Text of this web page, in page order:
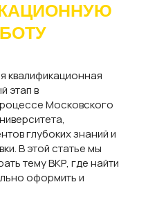
квалификационная
этап в
Московского
глубоких знаний и
В этой статье мы
тему ВКР, где найти
оформить и